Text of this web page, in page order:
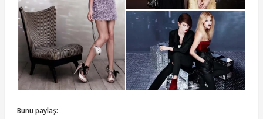
Bunu paylaş: